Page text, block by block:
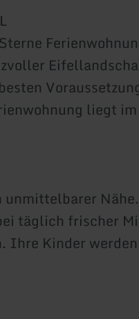
liegt im
täglich frischer
Ihre Kinder